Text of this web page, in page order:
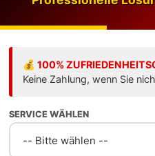
💰 100%
Keine Zahlung, wenn Sie
SERVICE WÄHLEN
die besten
Aufbau, Digital
Ranking ansehen